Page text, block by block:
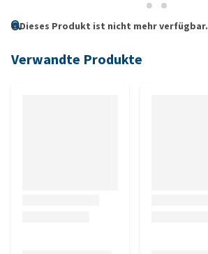
Dieses Produkt ist nicht mehr verfügbar.
Verwandte Produkte